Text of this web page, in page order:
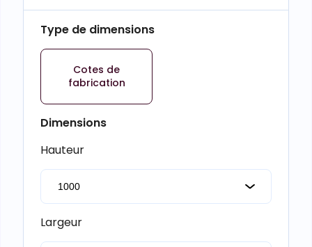
Type de dimensions
Cotes de
fabrication
Dimensions
Hauteur
Largeur